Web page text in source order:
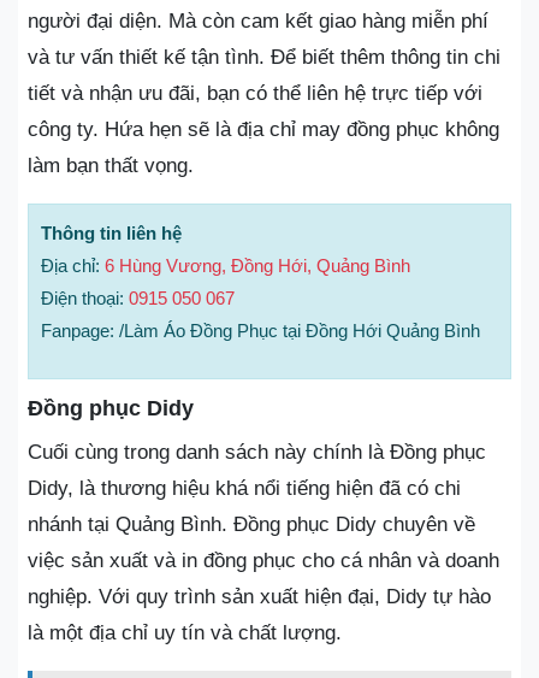
người đại diện. Mà còn cam kết giao hàng miễn phí
và tư vấn thiết kế tận tình. Để biết thêm thông tin chi
tiết và nhận ưu đãi, bạn có thể liên hệ trực tiếp với
công ty. Hứa hẹn sẽ là địa chỉ may đồng phục không
làm bạn thất vọng.
Thông tin liên hệ
Địa chỉ: 6 Hùng Vương, Đồng Hới, Quảng Bình
Điện thoại: 0915 050 067
Fanpage: /Làm Áo Đồng Phục tại Đồng Hới Quảng Bình
Đồng phục Didy
Cuối cùng trong danh sách này chính là Đồng phục
Didy, là thương hiệu khá nổi tiếng hiện đã có chi
nhánh tại Quảng Bình. Đồng phục Didy chuyên về
việc sản xuất và in đồng phục cho cá nhân và doanh
nghiệp. Với quy trình sản xuất hiện đại, Didy tự hào
là một địa chỉ uy tín và chất lượng.